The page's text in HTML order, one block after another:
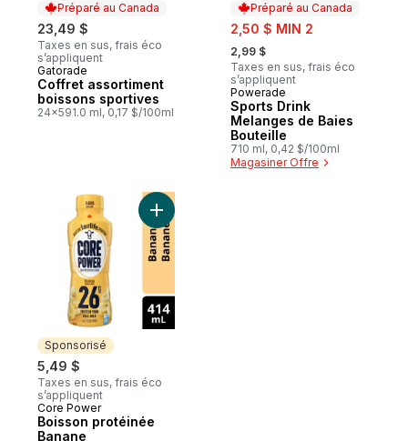
Préparé au Canada
23,49 $
Taxes en sus, frais éco
s’appliquent
Préparé au Canada
Gatorade
Coffret assortiment
boissons sportives
24x591.0 ml, 0,17 $/100ml
Préparé au Canada
sale:
2,50 $ MIN 2
, formerly:
2,99 $
Taxes en sus, frais éco
s’appliquent
Préparé au Canada
Powerade
Sports Drink
Melanges de Baies
Bouteille
710 ml, 0,42 $/100ml
Magasiner Offre
Sponsorisé
5,49 $
Taxes en sus, frais éco
s’appliquent
Sponsorisé
Core Power
Boisson protéinée
Banane
Ajouter Boisson protéinée Banane au